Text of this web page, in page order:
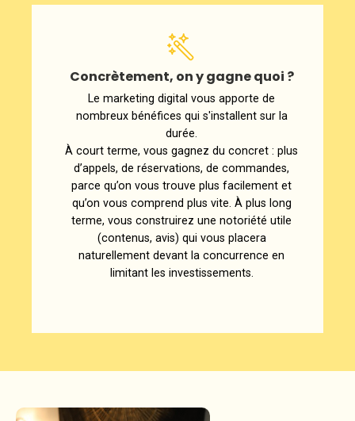
Concrètement, on y gagne quoi ?
Le marketing digital vous apporte de
nombreux bénéfices qui s'installent sur la
durée.
À court terme, vous gagnez du concret : plus
d’appels, de réservations, de commandes,
parce qu’on vous trouve plus facilement et
qu’on vous comprend plus vite. À plus long
terme, vous construirez une notoriété utile
(contenus, avis) qui vous placera
naturellement devant la concurrence en
limitant les investissements.